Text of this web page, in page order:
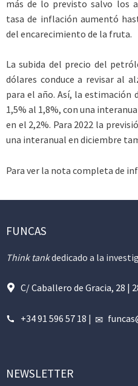
más de lo previsto salvo los
tasa de inflación aumentó
del encarecimiento de la fruta.
La subida del precio del
dólares conduce a revisar al
para el año. Así, la estimación
1,5% al 1,8%, con una
en el 2,2%. Para 2022 la
una interanual en diciembre
Para ver la nota completa de
FUNCAS
Think tankdedicado a la
C/ Caballero de Gracia, 28 |
+34 91 596 57 18 |
NEWSLETTER